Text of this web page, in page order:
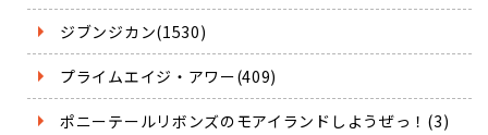
ジブンジカン(1530)
プライムエイジ・アワー(409)
ポニーテールリボンズのモアイランドしようぜっ！(3)